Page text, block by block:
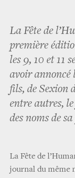
La Fête de
première
les 9, 10 et 11
avoir annoncé
fils, de Sexion
entre autres,
des noms de
La Fête de
journal du même